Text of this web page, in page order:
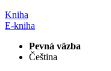
Kniha
E-kniha
Pevná väzba
Čeština